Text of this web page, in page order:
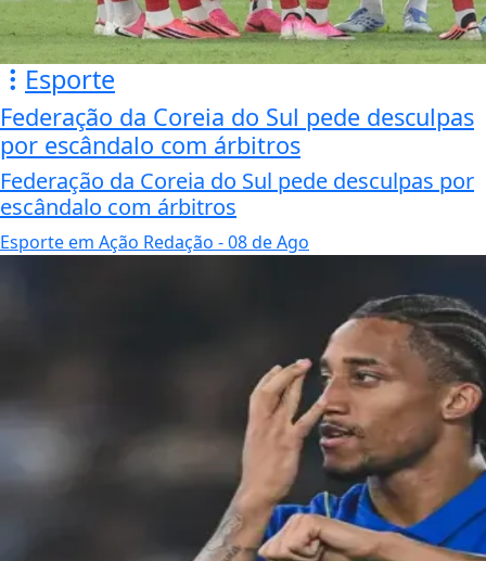
Esporte
Federação da Coreia do Sul pede desculpas
por escândalo com árbitros
Federação da Coreia do Sul pede desculpas por
escândalo com árbitros
Esporte em Ação Redação - 08 de Ago